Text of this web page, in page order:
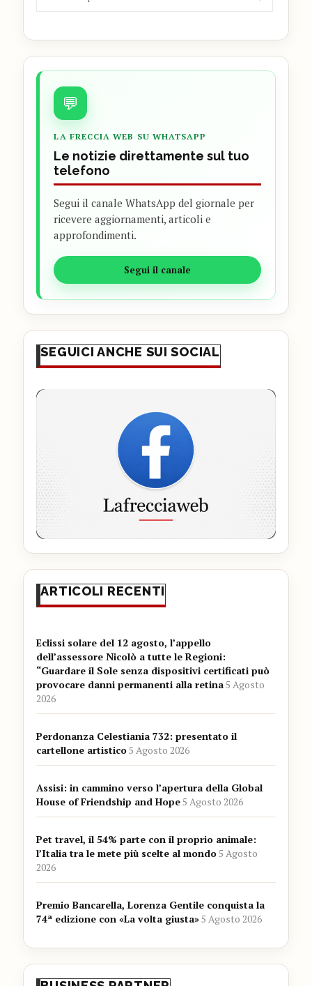
💬
LA FRECCIA WEB SU WHATSAPP
Le notizie direttamente sul tuo
telefono
Segui il canale WhatsApp del giornale per
ricevere aggiornamenti, articoli e
approfondimenti.
Segui il canale
SEGUICI ANCHE SUI SOCIAL
ARTICOLI RECENTI
Eclissi solare del 12 agosto, l’appello
dell’assessore Nicolò a tutte le Regioni:
“Guardare il Sole senza dispositivi certificati può
provocare danni permanenti alla retina5 Agosto
2026
Perdonanza Celestiania 732: presentato il
cartellone artistico5 Agosto 2026
Assisi: in cammino verso l’apertura della Global
House of Friendship and Hope5 Agosto 2026
Pet travel, il 54% parte con il proprio animale:
l’Italia tra le mete più scelte al mondo5 Agosto
2026
Premio Bancarella, Lorenza Gentile conquista la
74ª edizione con «La volta giusta»5 Agosto 2026